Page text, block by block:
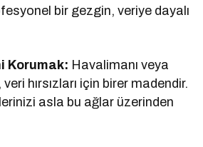
bir gezgin, veriye dayalı
Korumak: Havalimanı veya
hırsızları için birer madendir.
asla bu ağlar üzerinden